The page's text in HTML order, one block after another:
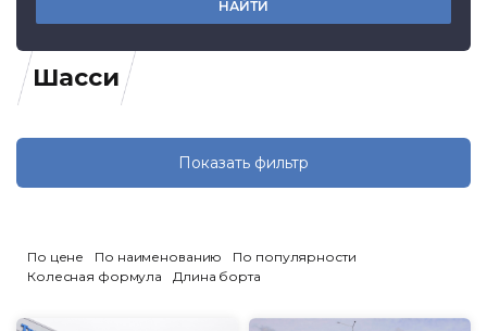
Шасси
НАЙТИ
Показать фильтр
По цене По наименованию
По популярности
Колесная формула
Длина борта